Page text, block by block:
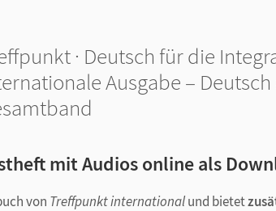
· Deutsch für die
Ausgabe – Deutsch
mit Audios online als
von Treffpunkt internationalund bietet